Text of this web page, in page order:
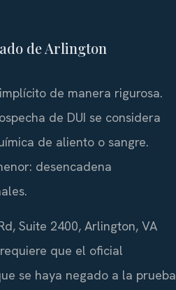
de Arlington
de manera rigurosa.
de DUI se considera
de aliento o sangre.
desencadena
Suite 2400, Arlington, VA
que el oficial
se haya negado a la prueba